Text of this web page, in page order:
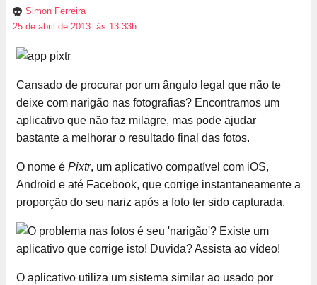
Simon Ferreira
25 de abril de 2013, às 13:33h
Cansado de procurar por um ângulo legal que não te
deixe com narigão nas fotografias? Encontramos um
aplicativo que não faz milagre, mas pode ajudar
bastante a melhorar o resultado final das fotos.
O nome é Pixtr, um aplicativo compatível com iOS,
Android e até Facebook, que corrige instantaneamente a
proporção do seu nariz após a foto ter sido capturada.
O aplicativo utiliza um sistema similar ao usado por